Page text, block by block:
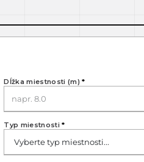
Dĺžka miestnosti (m)*
Typ miestnosti*